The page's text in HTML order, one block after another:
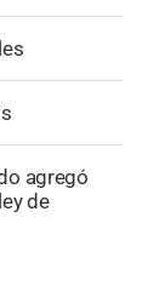
agregó
de